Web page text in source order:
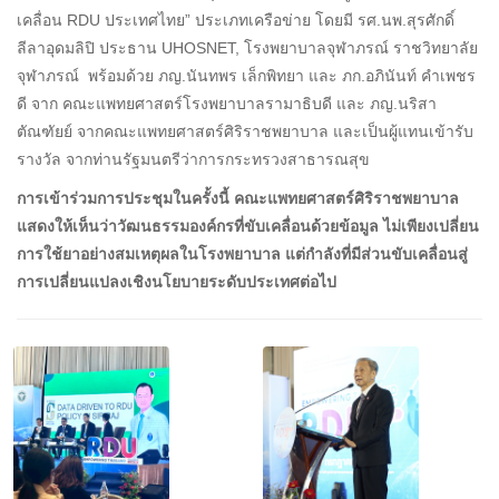
เคลื่อน RDU ประเทศไทย” ประเภทเครือข่าย โดยมี รศ.นพ.สุรศักดิ์
ลีลาอุดมลิปิ ประธาน UHOSNET, โรงพยาบาลจุฬาภรณ์ ราชวิทยาลัย
จุฬาภรณ์ พร้อมด้วย ภญ.นันทพร เล็กพิทยา และ ภก.อภินันท์ คำเพชร
ดี จาก คณะแพทยศาสตร์โรงพยาบาลรามาธิบดี และ ภญ.นริสา
ตัณฑัยย์ จากคณะแพทยศาสตร์ศิริราชพยาบาล และเป็นผู้แทนเข้ารับ
รางวัล จากท่านรัฐมนตรีว่าการกระทรวงสาธารณสุข
การเข้าร่วมการประชุมในครั้งนี้ คณะแพทยศาสตร์ศิริราชพยาบาล
แสดงให้เห็นว่าวัฒนธรรมองค์กรที่ขับเคลื่อนด้วยข้อมูล ไม่เพียงเปลี่ยน
การใช้ยาอย่างสมเหตุผลในโรงพยาบาล แต่กำลังที่มีส่วนขับเคลื่อนสู่
การเปลี่ยนแปลงเชิงนโยบายระดับประเทศต่อไป